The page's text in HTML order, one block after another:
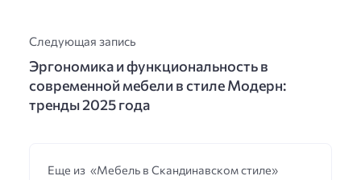
Следующая запись
Эргономика и функциональность в
современной мебели в стиле Модерн:
тренды 2025 года
Еще из «Мебель в Скандинавском стиле»